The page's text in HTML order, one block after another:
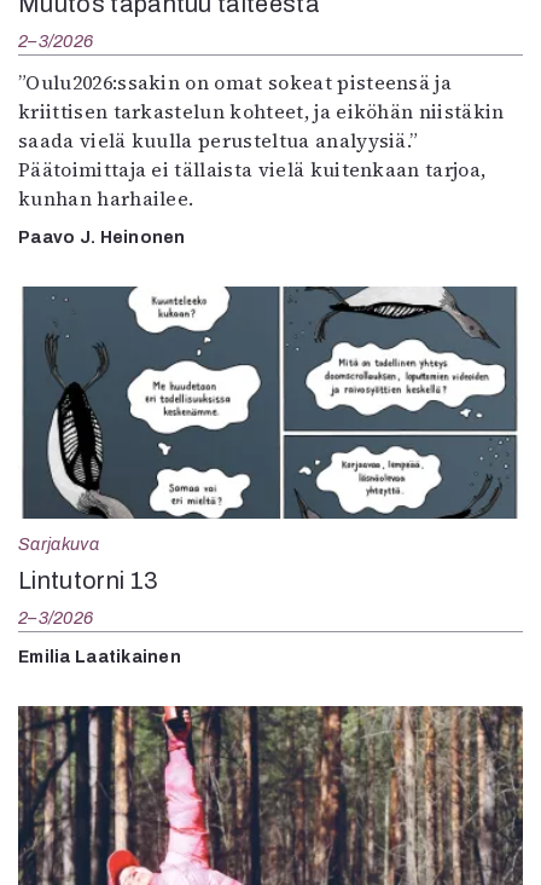
2–3/2026
”Oulu2026:ssakin on omat sokeat pisteensä ja
kriittisen tarkastelun kohteet, ja eiköhän niistäkin
saada vielä kuulla perusteltua analyysiä.”
Päätoimittaja ei tällaista vielä kuitenkaan tarjoa,
kunhan harhailee.
Paavo J. Heinonen
Sarjakuva
Lintutorni 13
2–3/2026
Emilia Laatikainen